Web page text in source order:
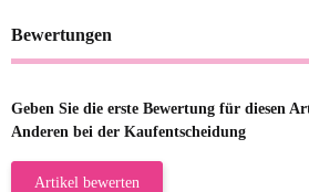
Bewertungen
Geben Sie die erste Bewertung für diesen
Anderen bei der Kaufentscheidung
Artikel bewerten